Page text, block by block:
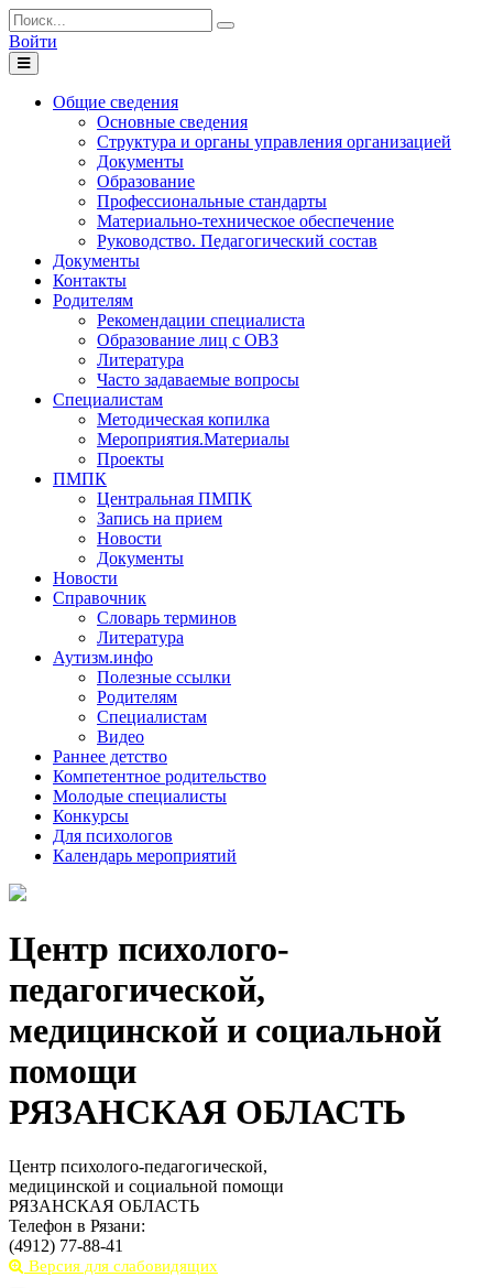
Войти
Toggle
navigation
Общие сведения
Основные сведения
Структура и органы управления организацией
Документы
Образование
Профессиональные стандарты
Материально-техническое обеспечение
Руководство. Педагогический состав
Документы
Контакты
Родителям
Рекомендации специалиста
Образование лиц с ОВЗ
Литература
Часто задаваемые вопросы
Специалистам
Методическая копилка
Мероприятия.Материалы
Проекты
ПМПК
Центральная ПМПК
Запись на прием
Новости
Документы
Новости
Справочник
Словарь терминов
Литература
Аутизм.инфо
Полезные ссылки
Родителям
Специалистам
Видео
Раннее детство
Компетентное родительство
Молодые специалисты
Конкурсы
Для психологов
Календарь мероприятий
Центр психолого-
педагогической,
медицинской и социальной
помощи
РЯЗАНСКАЯ ОБЛАСТЬ
Центр психолого-педагогической,
медицинской и социальной помощи
РЯЗАНСКАЯ ОБЛАСТЬ
Телефон в Рязани:
(4912) 77-88-41
Версия для слабовидящих